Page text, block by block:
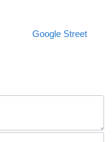
Google Street